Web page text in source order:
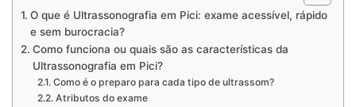
O que é Ultrassonografia em Pici: exame acessível, rápido
e sem burocracia?
Como funciona ou quais são as características da
Ultrassonografia em Pici?
Como é o preparo para cada tipo de ultrassom?
Atributos do exame